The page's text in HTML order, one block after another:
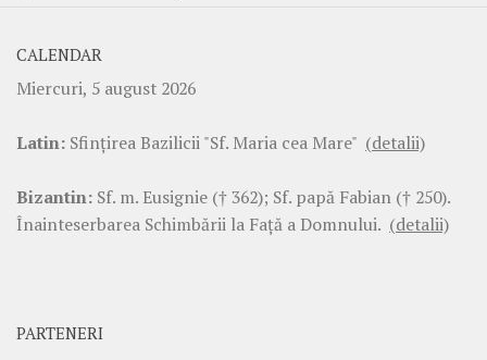
CALENDAR
Miercuri, 5 august 2026
Latin: Sfinţirea Bazilicii "Sf. Maria cea Mare" (detalii)
Bizantin: Sf. m. Eusignie († 362); Sf. papă Fabian († 250).
Înainteserbarea Schimbării la Faţă a Domnului. (detalii)
PARTENERI